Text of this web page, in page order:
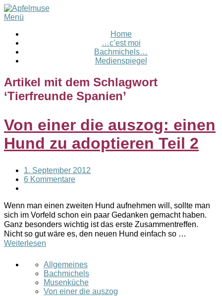
Menü
Home
…c’est moi
Bachmichels…
Medienspiegel
Artikel mit dem Schlagwort
‘Tierfreunde Spanien’
Von einer die auszog: einen
Hund zu adoptieren Teil 2
1. September 2012
6 Kommentare
Wenn man einen zweiten Hund aufnehmen will, sollte man
sich im Vorfeld schon ein paar Gedanken gemacht haben.
Ganz besonders wichtig ist das erste Zusammentreffen.
Nicht so gut wäre es, den neuen Hund einfach so …
Weiterlesen
Allgemeines
Bachmichels
Musenküche
Von einer die auszog